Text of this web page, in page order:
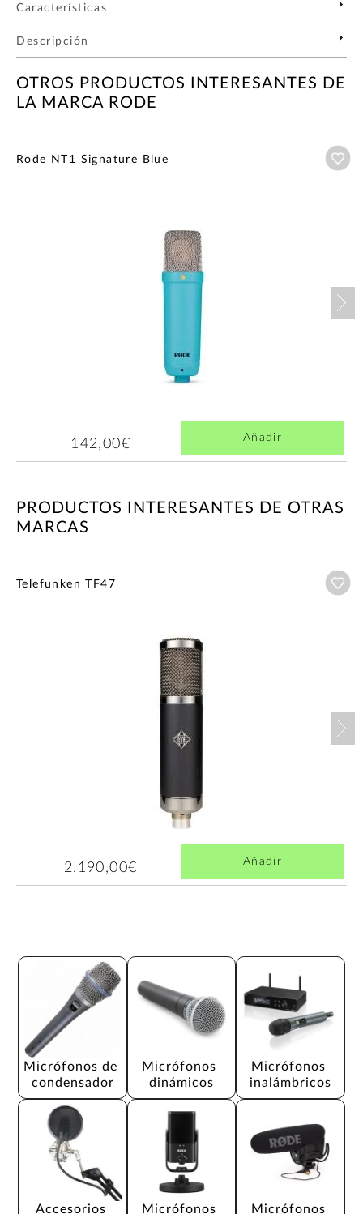
Características
Descripción
OTROS PRODUCTOS INTERESANTES DE
LA MARCA RODE
Rode NT1 Signature Blue
142,00€ Añadir
PRODUCTOS INTERESANTES DE OTRAS
MARCAS
Telefunken TF47
2.190,00€ Añadir
Micrófonos de
condensador
Micrófonos
dinámicos
Micrófonos
inalámbricos
Accesorios Micrófonos Micrófonos